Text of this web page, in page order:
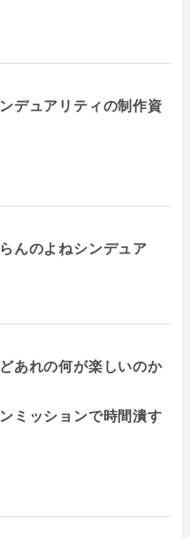
デュアリティの制作資
んのよねシンデュア
あれの何が楽しいのか
ミッションで時間潰す